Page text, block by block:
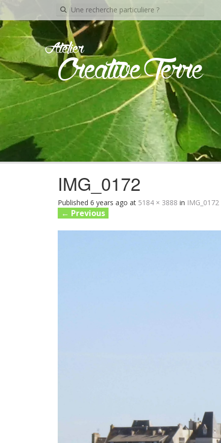
Recherche
pour:
Atelier
Creative Terre
IMG_0172
Published 6 years ago at 5184 × 3888 in IMG_0172
← Previous